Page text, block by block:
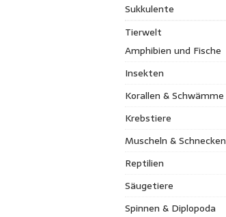
Sukkulente
Tierwelt
Amphibien und Fische
Insekten
Korallen & Schwämme
Krebstiere
Muscheln & Schnecken
Reptilien
Säugetiere
Spinnen & Diplopoda